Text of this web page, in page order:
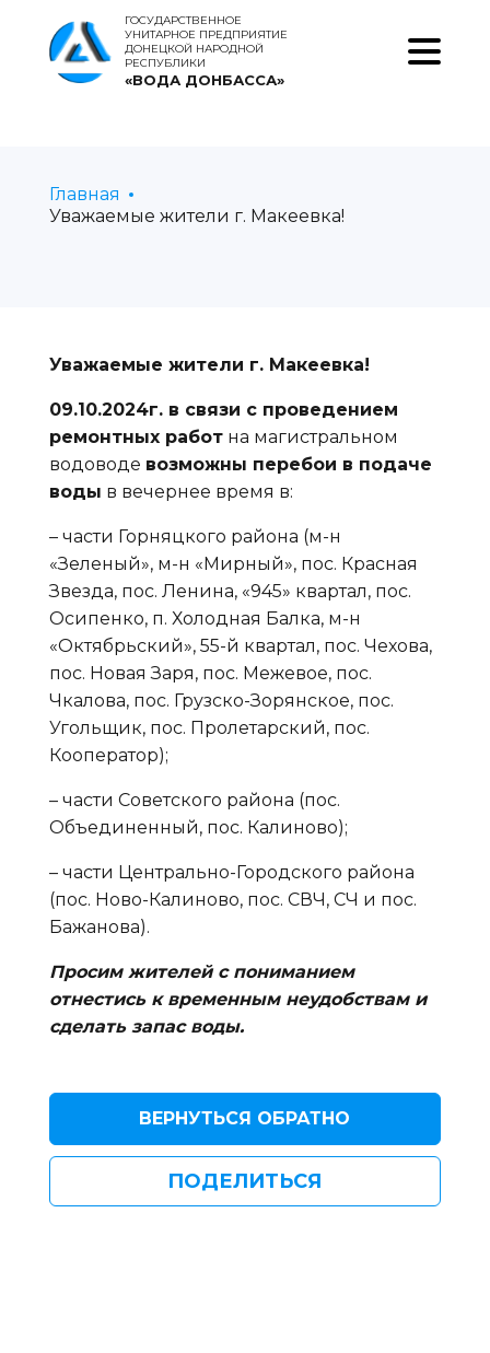
ГОСУДАРСТВЕННОЕ
УНИТАРНОЕ ПРЕДПРИЯТИЕ
ДОНЕЦКОЙ НАРОДНОЙ
РЕСПУБЛИКИ
«ВОДА ДОНБАССА»
Главная
Уважаемые жители г. Макеевка!
Уважаемые жители г. Макеевка!
09.10.2024г. в связи с проведением
ремонтных работна магистральном
водоводе возможны перебои в подаче
воды в вечернее время в:
– части Горняцкого района (м-н
«Зеленый», м-н «Мирный», пос. Красная
Звезда, пос. Ленина, «945» квартал, пос.
Осипенко, п. Холодная Балка, м-н
«Октябрьский», 55-й квартал, пос. Чехова,
пос. Новая Заря, пос. Межевое, пос.
Чкалова, пос. Грузско-Зорянское, пос.
Угольщик, пос. Пролетарский, пос.
Кооператор);
– части Советского района (пос.
Объединенный, пос. Калиново);
– части Центрально-Городского района
(пос. Ново-Калиново, пос. СВЧ, СЧ и пос.
Бажанова).
Просим жителей с пониманием
отнестись к временным неудобствам и
сделать запас воды.
ВЕРНУТЬСЯ ОБРАТНО
ПОДЕЛИТЬСЯ